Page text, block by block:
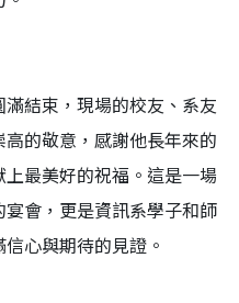
結束，現場的校友、系友
的敬意，感謝他長年來的
最美好的祝福。這是一場
會，更是資訊系學子和師
心與期待的見證。